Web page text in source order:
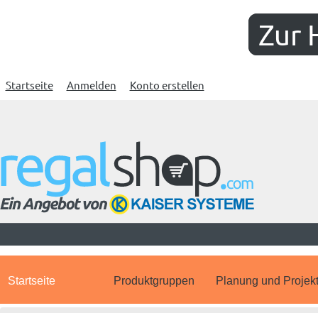
Zur
Startseite Anmelden Konto erstellen
Startseite Produktgruppen Planung und